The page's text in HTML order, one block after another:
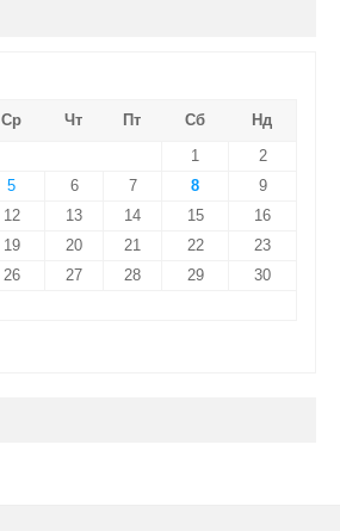
Ср Чт Пт Сб
Нд
1
2
5 6 7 8
9
12 13 14 15
16
19 20 21 22
23
26 27 28 29
30